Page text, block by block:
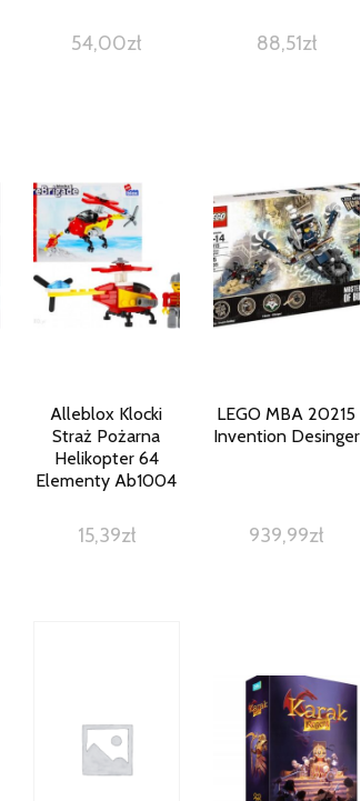
54,00zł 88,51zł
Alleblox Klocki
Straż Pożarna
Helikopter 64
Elementy Ab1004
15,39zł
LEGO MBA 20215
Invention Desinger
939,99zł